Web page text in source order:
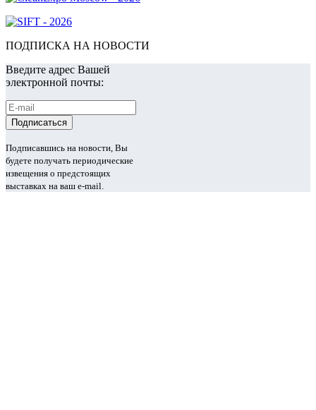
ПОДПИСКА НА НОВОСТИ
Введите адрес Вашей
электронной почты:
Подписавшись на новости, Вы
будете получать периодические
извещения о предстоящих
выставках на ваш e-mail.